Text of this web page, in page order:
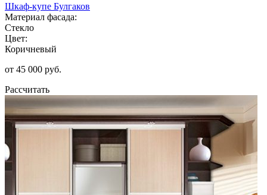
Шкаф-купе Булгаков
Материал фасада:
Стекло
Цвет:
Коричневый
от 45 000 руб.
Рассчитать